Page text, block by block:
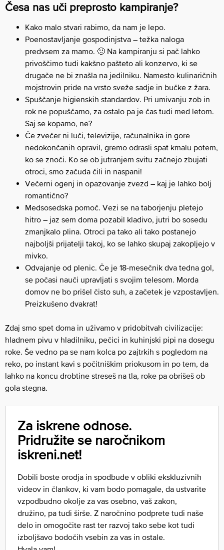
Česa nas uči preprosto kampiranje?
Kako malo stvari rabimo, da nam je lepo.
Poenostavljanje gospodinjstva – težka naloga
predvsem za mamo. 🙂 Na kampiranju si pač lahko
privoščimo tudi kakšno pašteto ali konzervo, ki se
drugače ne bi znašla na jedilniku. Namesto kulinaričnih
mojstrovin pride na vrsto sveže sadje in bučke z žara.
Spuščanje higienskih standardov. Pri umivanju zob in
rok ne popuščamo, za ostalo pa je čas tudi med letom.
Saj se kopamo, ne?
Če zvečer ni luči, televizije, računalnika in gore
nedokončanih opravil, gremo odrasli spat kmalu potem,
ko se znoči. Ko se ob jutranjem svitu začnejo zbujati
otroci, smo začuda čili in naspani!
Večerni ogenj in opazovanje zvezd – kaj je lahko bolj
romantično?
Medsosedska pomoč. Vezi se na taborjenju pletejo
hitro – jaz sem doma pozabil kladivo, jutri bo sosedu
zmanjkalo plina. Otroci pa tako ali tako postanejo
najboljši prijatelji takoj, ko se lahko skupaj zakopljejo v
mivko.
Odvajanje od plenic. Če je 18-mesečnik dva tedna gol,
se počasi nauči upravljati s svojim telesom. Morda
domov ne bo prišel čisto suh, a začetek je vzpostavljen.
Preizkušeno dvakrat!
Zdaj smo spet doma in uživamo v pridobitvah civilizacije:
hladnem pivu v hladilniku, pečici in kuhinjski pipi na dosegu
roke. Še vedno pa se nam kolca po zajtrkih s pogledom na
reko, po instant kavi s počitniškim priokusom in po tem, da
lahko na koncu drobtine streseš na tla, roke pa obrišeš ob
gola stegna.
Za iskrene odnose.
Pridružite se naročnikom
iskreni.net!
Dobili boste orodja in spodbude v obliki ekskluzivnih
videov in člankov, ki vam bodo pomagale, da ustvarite
vzpodbudno okolje za vas osebno, vaš zakon,
družino, pa tudi širše. Z naročnino podprete tudi naše
delo in omogočite rast ter razvoj tako sebe kot tudi
izboljšavo bodočih vsebin za vas in ostale.